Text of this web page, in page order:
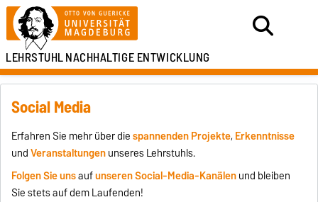
LEHRSTUHLNACHHALTIGE ENTWICKLUNG
Social Media
Erfahren Sie mehr über diespannenden Projekte, Erkenntnisse
undVeranstaltungenunseres Lehrstuhls.
Folgen Sie unsaufunseren Social-Media-Kanälenund bleiben
Sie stets auf dem Laufenden!